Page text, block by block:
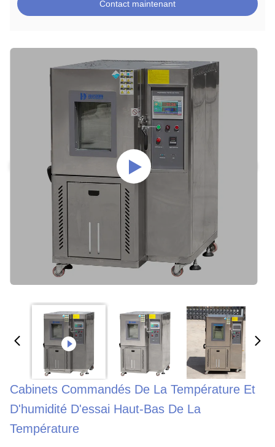
Contact maintenant
Cabinets Commandés De La Température Et
D'humidité D'essai Haut-Bas De La
Température